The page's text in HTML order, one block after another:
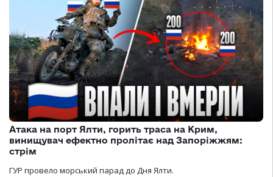
Атака на порт Ялти, горить траса на Крим,
винищувач ефектно пролітає над Запоріжжям:
стрім
ГУР провело морський парад до Дня Ялти.